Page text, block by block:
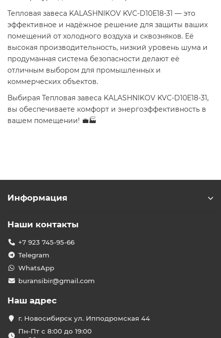
Тепловая завеса KALASHNIKOV KVC-D10E18-31 — это
эффективное и надёжное решение для защиты ваших
помещений от холодного воздуха и сквозняков. Её
высокая производительность, низкий уровень шума и
продуманная система безопасности делают её
отличным выбором для промышленных и
коммерческих объектов.
Выбирая Тепловая завеса KALASHNIKOV KVC-D10E18-31,
вы обеспечиваете комфорт и энергоэффективность в
вашем помещении! 💼🏭
Информация
Наши контакты
+7 923 745-95-66
Telegram
WhatsApp
buransibir@gmail.com
Наш адрес
г. Новосибирск ул. Ипподромская 44
Пн-Пт с 8:00 до 19:00